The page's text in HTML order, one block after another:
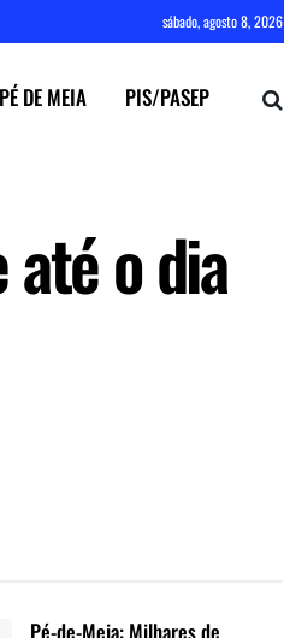
sábado, agosto 8, 2026
PÉ DE MEIA PIS/PASEP
até o dia
Pé-de-Meia: Milhares de